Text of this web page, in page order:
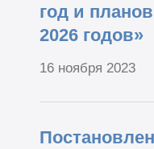
год и
2026 годов»
16 ноября 2023